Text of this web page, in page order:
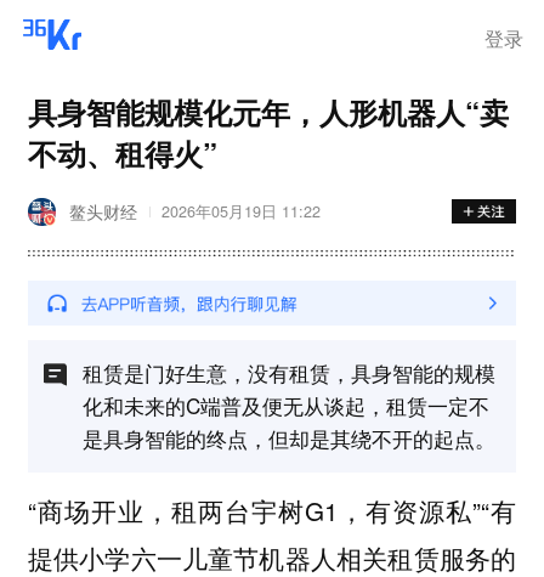
登录
具身智能规模化元年，人形机器人“卖
不动、租得火”
鳌头财经 2026年05月19日 11:22
租赁是门好生意，没有租赁，具身智能的规模
化和未来的C端普及便无从谈起，租赁一定不
是具身智能的终点，但却是其绕不开的起点。
“商场开业，租两台宇树G1，有资源私”“有
提供小学六一儿童节机器人相关租赁服务的